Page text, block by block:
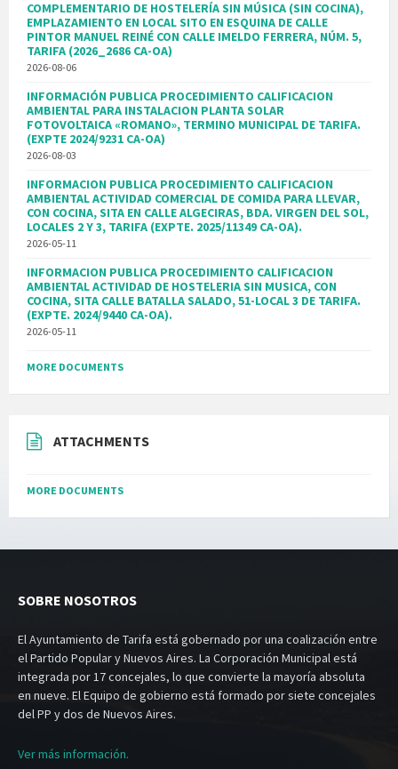
COMPLEMENTARIO DE HOSTELERÍA SIN MÚSICA (SIN COCINA),
EMPLAZAMIENTO EN LOCAL SITO EN ESQUINA DE CALLE
PINTOR MANUEL REINÉ CON CALLE IMELDO FERRERA, NÚM. 5,
TARIFA (2026_2686 CA-OA)
2026-08-06
INFORMACIÓN PUBLICA PROCEDIMIENTO CALIFICACION
AMBIENTAL PARA INSTALACION PLANTA SOLAR
FOTOVOLTAICA «ROMANO», TERMINO MUNICIPAL DE TARIFA.
(EXPTE 2024/9231 CA-OA)
2026-08-03
INFORMACION PUBLICA PROCEDIMIENTO CALIFICACION
AMBIENTAL ACTIVIDAD COMERCIAL DE COMIDA PARA LLEVAR,
CON COCINA, SITA EN CALLE ALGECIRAS, BDA. VIRGEN DEL SOL,
LOCALES 2 Y 3, TARIFA (EXPTE. 2025/11349 CA-OA).
2026-05-11
INFORMACION PUBLICA PROCEDIMIENTO CALIFICACION
AMBIENTAL ACTIVIDAD DE HOSTELERIA SIN MUSICA, CON
COCINA, SITA CALLE BATALLA SALADO, 51-LOCAL 3 DE TARIFA.
(EXPTE. 2024/9440 CA-OA).
2026-05-11
MORE DOCUMENTS
ATTACHMENTS
MORE DOCUMENTS
SOBRE NOSOTROS
El Ayuntamiento de Tarifa está gobernado por una coalización entre
el Partido Popular y Nuevos Aires. La Corporación Municipal está
integrada por 17 concejales, lo que convierte la mayoría absoluta
en nueve. El Equipo de gobierno está formado por siete concejales
del PP y dos de Nuevos Aires.
Ver más información.